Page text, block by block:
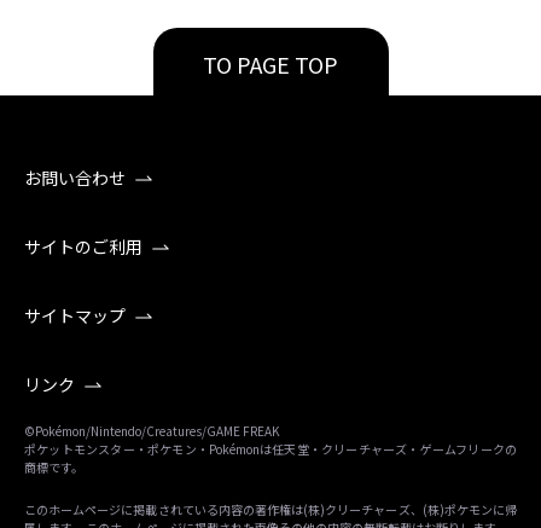
TO PAGE TOP
お問い合わせ
サイトのご利用
サイトマップ
リンク
©Pokémon/Nintendo/Creatures/GAME FREAK
ポケットモンスター・ポケモン・Pokémonは任天堂・クリーチャーズ・ゲームフリークの
商標です。
このホームページに掲載されている内容の著作権は(株)クリーチャーズ、(株)ポケモンに帰